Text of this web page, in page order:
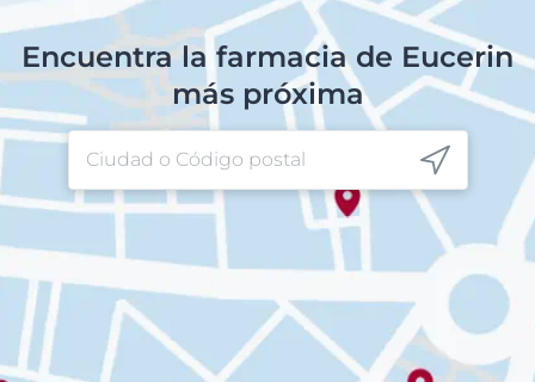
Encuentra la farmacia de Eucerin
más próxima